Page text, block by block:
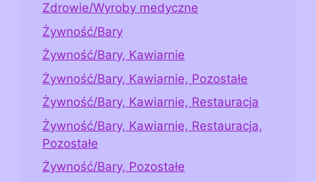
Zdrowie/Wyroby medyczne
Żywność/Bary
Żywność/Bary, Kawiarnie
Żywność/Bary, Kawiarnie, Pozostałe
Żywność/Bary, Kawiarnie, Restauracja
Żywność/Bary, Kawiarnie, Restauracja,
Pozostałe
Żywność/Bary, Pozostałe